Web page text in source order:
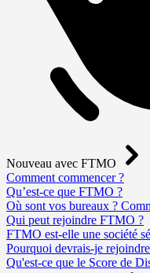
Nouveau avec FTMO
Comment commencer ?
Qu’est-ce que FTMO ?
Où sont vos bureaux ?
Qui peut rejoindre FTMO ?
FTMO est-elle une société
Pourquoi devrais-je
Qu'est-ce que le Score de